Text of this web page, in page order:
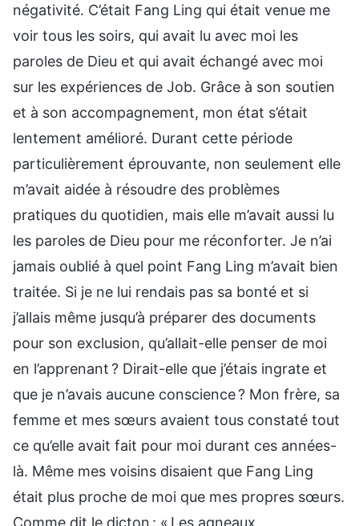
négativité. C’était Fang Ling qui était venue me
voir tous les soirs, qui avait lu avec moi les
paroles de Dieu et qui avait échangé avec moi
sur les expériences de Job. Grâce à son soutien
et à son accompagnement, mon état s’était
lentement amélioré. Durant cette période
particulièrement éprouvante, non seulement elle
m’avait aidée à résoudre des problèmes
pratiques du quotidien, mais elle m’avait aussi lu
les paroles de Dieu pour me réconforter. Je n’ai
jamais oublié à quel point Fang Ling m’avait bien
traitée. Si je ne lui rendais pas sa bonté et si
j’allais même jusqu’à préparer des documents
pour son exclusion, qu’allait-elle penser de moi
en l’apprenant ? Dirait-elle que j’étais ingrate et
que je n’avais aucune conscience ? Mon frère, sa
femme et mes sœurs avaient tous constaté tout
ce qu’elle avait fait pour moi durant ces années-
là. Même mes voisins disaient que Fang Ling
était plus proche de moi que mes propres sœurs.
Comme dit le dicton : « Les agneaux